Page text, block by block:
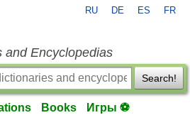
RU DE ES FR
and Encyclopedias
Search!
Books Игры ⚽